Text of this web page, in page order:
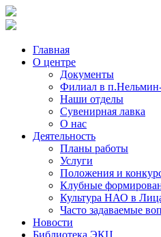
Главная
О центре
Документы
Филиал в
Наши отделы
Сувенирная лавка
О нас
Деятельность
Планы работы
Услуги
Положения и
Клубные
Культура НАО в
Часто задаваемые
Новости
Библиотека ЭКЦ